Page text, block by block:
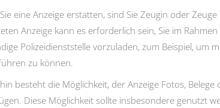
eine Anzeige erstatten, sind Sie Zeugin oder
Anzeige kann es erforderlich sein, Sie im
Polizeidienststelle vorzuladen, zum Beispiel, um
zu können.
besteht die Möglichkeit, der Anzeige Fotos, Belege
Diese Möglichkeit sollte insbesondere genutzt